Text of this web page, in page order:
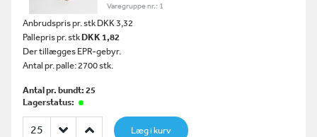
Varegruppe nr.: 1
Anbrudspris pr. stk DKK 3,32
Pallepris pr. stkDKK 1,82
Der tillægges EPR-gebyr.
Antal pr. palle: 2700 stk.
Antal pr. bundt: 25
Lagerstatus:
Læg i kurv